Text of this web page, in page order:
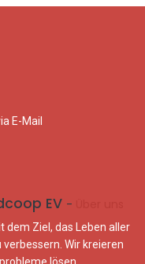
E-Mail
EV -
dem Ziel, das Leben aller
Wir kreieren